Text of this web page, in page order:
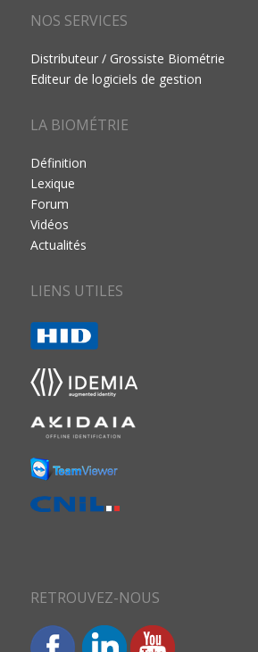
NOS SERVICES
Distributeur / Grossiste Biométrie
Editeur de logiciels de gestion
LA BIOMÉTRIE
Définition
Lexique
Forum
Vidéos
Actualités
LIENS UTILES
RETROUVEZ-NOUS